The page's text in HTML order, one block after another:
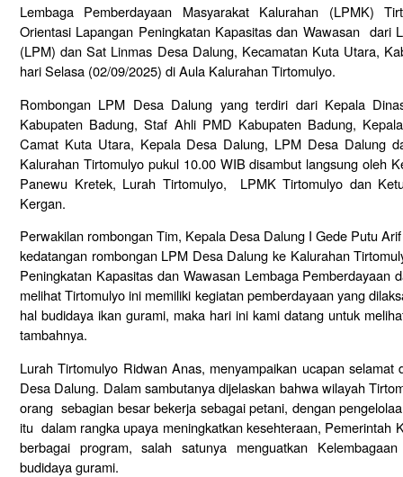
Lembaga Pemberdayaan Masyarakat Kalurahan (LPMK)
Orientasi Lapangan Peningkatan Kapasitas dan Wawasan dari
(LPM) dan Sat Linmas Desa Dalung, Kecamatan Kuta Utara,
hari Selasa (02/09/2025) di Aula Kalurahan Tirtomulyo.
Rombongan LPM Desa Dalung yang terdiri dari Kepala
Kabupaten Badung, Staf Ahli PMD Kabupaten Badung,
Camat Kuta Utara, Kepala Desa Dalung, LPM Desa Dalung
Kalurahan Tirtomulyo pukul 10.00 WIB disambut langsung oleh
Panewu Kretek, Lurah Tirtomulyo, LPMK Tirtomulyo dan
Kergan.
Perwakilan rombongan Tim, Kepala Desa Dalung I Gede Putu
kedatangan rombongan LPM Desa Dalung ke Kalurahan
Peningkatan Kapasitas dan Wawasan Lembaga Pemberdayaan
melihat Tirtomulyo ini memiliki kegiatan pemberdayaan yang
hal budidaya ikan gurami, maka hari ini kami datang untuk
tambahnya.
Lurah Tirtomulyo Ridwan Anas, menyampaikan ucapan
Desa Dalung. Dalam sambutanya dijelaskan bahwa wilayah
orang sebagian besar bekerja sebagai petani, dengan
itu dalam rangka upaya meningkatkan kesehteraan, Pemerintah
berbagai program, salah satunya menguatkan
budidaya gurami.